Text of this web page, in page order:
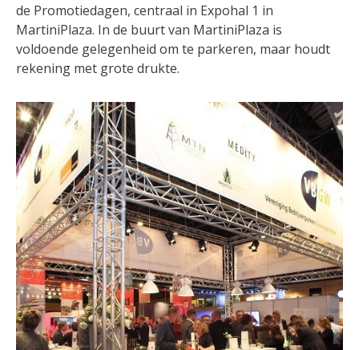
de Promotiedagen, centraal in Expohal 1 in
MartiniPlaza. In de buurt van MartiniPlaza is
voldoende gelegenheid om te parkeren, maar houdt
rekening met grote drukte.